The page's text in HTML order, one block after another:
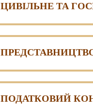
ЦИВІЛЬНЕ ТА
ПОДАТКОВИЙ